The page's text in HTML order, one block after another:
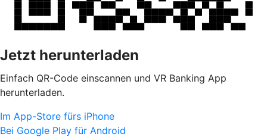
Jetzt herunterladen
Einfach QR-Code einscannen und VR Banking App
herunterladen.
Im App-Store fürs iPhone
Bei Google Play für Android